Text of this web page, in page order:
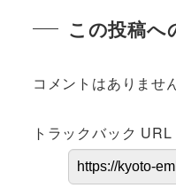
この投稿へ
コメントはありません
トラックバック URL